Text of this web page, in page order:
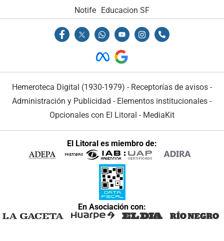
Notife Educacion SF
Hemeroteca Digital (1930-1979) - Receptorías de avisos -
Administración y Publicidad - Elementos institucionales -
Opcionales con El Litoral - MediaKit
El Litoral es miembro de:
En Asociación con: